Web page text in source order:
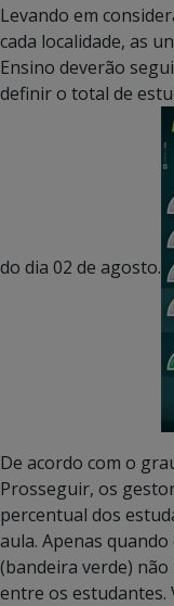
Levando em
cada localidade, as
Ensino deverão
definir o total de
do dia 02 de agosto.
De acordo com o
Prosseguir, os
percentual dos
aula. Apenas
(bandeira verde) não
entre os estudantes.